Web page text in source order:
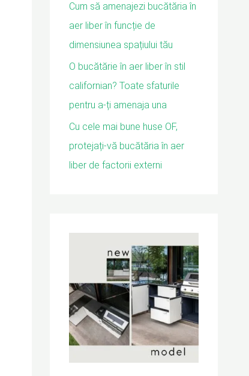
Cum să amenajezi bucătăria în
aer liber în funcție de
dimensiunea spațiului tău
O bucătărie în aer liber în stil
californian? Toate sfaturile
pentru a-ți amenaja una
Cu cele mai bune huse OF,
protejați-vă bucătăria în aer
liber de factorii externi